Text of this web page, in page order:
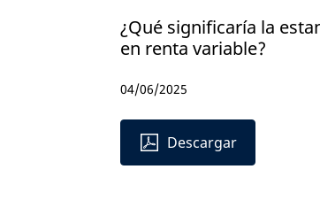
¿Qué significaría la
en renta variable?
04/06/2025
Descargar